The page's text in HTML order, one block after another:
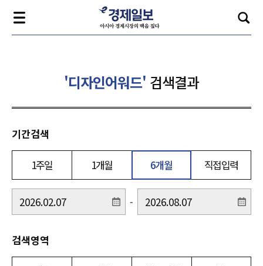
'디자인어워드' 검색결과
기간검색
1주일 1개월 6개월 직접입력
-
검색영역